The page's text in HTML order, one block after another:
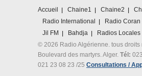
Accueil Chaine1 Chaine2
Radio International
Radio Coran
Jil FM
Bahdja
Radios Locales
© 2026 Radio Algérienne. tous droits
Boulevard des martyrs. Alger. Tél:
021 23 08 23 /25 Consultations /